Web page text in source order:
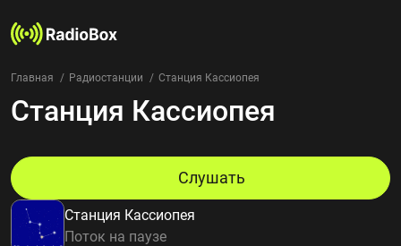
Радиостанции
Страны
Избранное
О нас
Главная Радиостанции Станция Кассиопея
Станция Кассиопея
Станция Кассиопея
Поток на паузе
Слушать